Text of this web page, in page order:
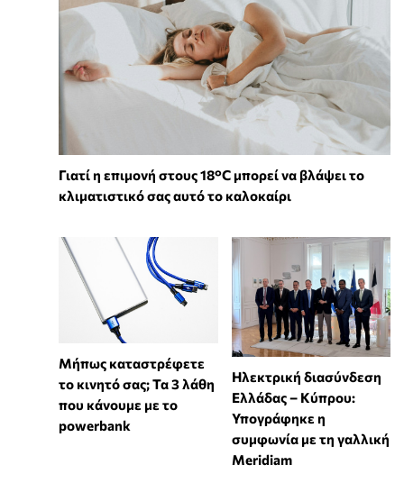
Γιατί η επιμονή στους 18°C μπορεί να βλάψει το
κλιματιστικό σας αυτό το καλοκαίρι
Μήπως καταστρέφετε
το κινητό σας; Τα 3 λάθη
που κάνουμε με το
powerbank
Ηλεκτρική διασύνδεση
Ελλάδας – Κύπρου:
Υπογράφηκε η
συμφωνία με τη γαλλική
Meridiam